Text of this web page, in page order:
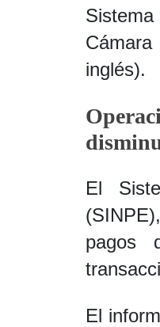
inglés).
El
pagos
El